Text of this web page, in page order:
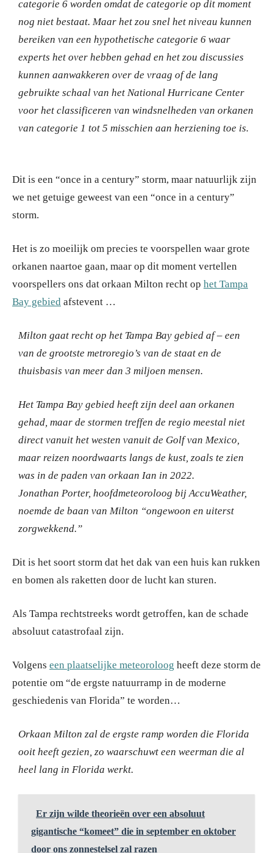
categorie 6 worden omdat de categorie op dit moment
nog niet bestaat. Maar het zou snel het niveau kunnen
bereiken van een hypothetische categorie 6 waar
experts het over hebben gehad en het zou discussies
kunnen aanwakkeren over de vraag of de lang
gebruikte schaal van het National Hurricane Center
voor het classificeren van windsnelheden van orkanen
van categorie 1 tot 5 misschien aan herziening toe is.
Dit is een “once in a century” storm, maar natuurlijk zijn
we net getuige geweest van een “once in a century”
storm.
Het is zo moeilijk om precies te voorspellen waar grote
orkanen naartoe gaan, maar op dit moment vertellen
voorspellers ons dat orkaan Milton recht op het Tampa
Bay gebied afstevent …
Milton gaat recht op het Tampa Bay gebied af – een
van de grootste metroregio’s van de staat en de
thuisbasis van meer dan 3 miljoen mensen.
Het Tampa Bay gebied heeft zijn deel aan orkanen
gehad, maar de stormen treffen de regio meestal niet
direct vanuit het westen vanuit de Golf van Mexico,
maar reizen noordwaarts langs de kust, zoals te zien
was in de paden van orkaan Ian in 2022.
Jonathan Porter, hoofdmeteoroloog bij AccuWeather,
noemde de baan van Milton “ongewoon en uiterst
zorgwekkend.”
Dit is het soort storm dat het dak van een huis kan rukken
en bomen als raketten door de lucht kan sturen.
Als Tampa rechtstreeks wordt getroffen, kan de schade
absoluut catastrofaal zijn.
Volgens een plaatselijke meteoroloog heeft deze storm de
potentie om “de ergste natuurramp in de moderne
geschiedenis van Florida” te worden…
Orkaan Milton zal de ergste ramp worden die Florida
ooit heeft gezien, zo waarschuwt een weerman die al
heel lang in Florida werkt.
Er zijn wilde theorieën over een absoluut
gigantische “komeet” die in september en oktober
door ons zonnestelsel zal razen